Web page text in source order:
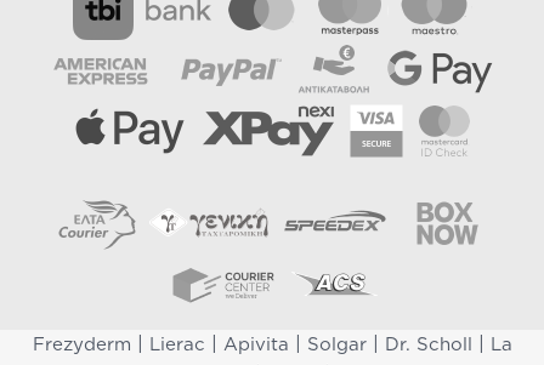
Frezyderm Lierac Apivita Solgar| Dr. Scholl
La